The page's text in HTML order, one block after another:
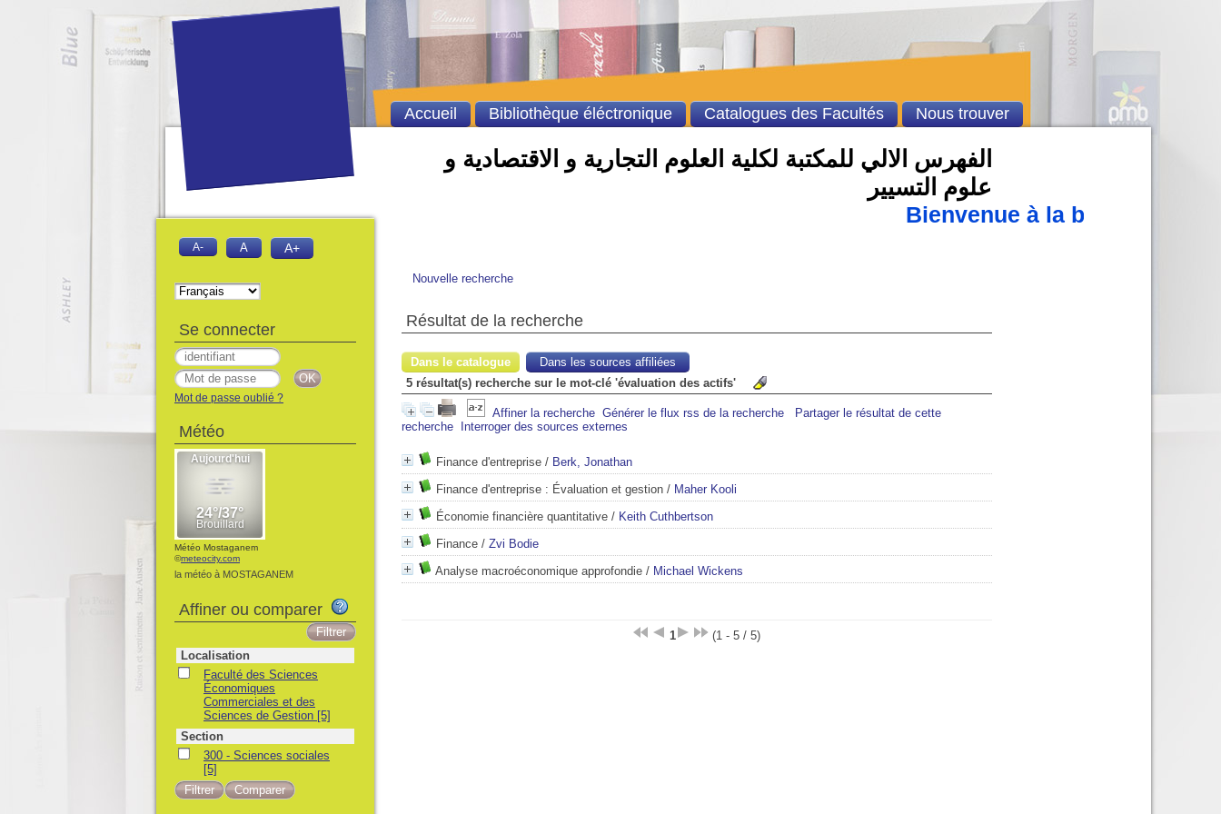
الفهرس الالي للمكتبة لكلية العلوم التجارية و الاقتصادية و
علوم التسيير
Bienvenue à la bibliothèque
Nouvelle recherche
Résultat de la recherche
Dans le catalogue
Dans les sources affiliées
5 résultat(s) recherche sur le mot-clé 'évaluation des actifs'
Affiner la recherche Générer le flux rss de la recherche
Partager le résultat de cette
recherche
Interroger des sources externes
Finance d'entreprise / Berk, Jonathan
Finance d'entreprise : Évaluation et gestion / Maher Kooli
Économie financière quantitative / Keith Cuthbertson
Finance / Zvi Bodie
Analyse macroéconomique approfondie / Michael Wickens
1 (1 - 5 / 5)
Accueil Bibliothèque éléctronique Catalogues des Facultés Nous trouver
A- A A+
Se connecter
Mot de passe oublié ?
Météo
Météo Mostaganem
©meteocity.com
la météo à MOSTAGANEM
Affiner ou comparer
Localisation
Faculté des Sciences
Économiques
Commerciales et des
Sciences de Gestion [5]
Section
300 - Sciences sociales
[5]